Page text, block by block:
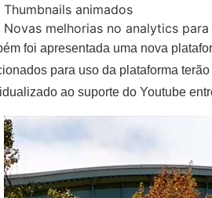
Thumbnails animados
Novas melhorias no analytics
foi apresentada uma nova
para uso da plataforma
ao suporte do Youtube